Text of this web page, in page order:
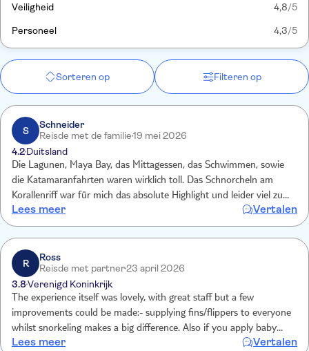
Veiligheid 4,8/5
Personeel 4,3/5
Sorteren op Filteren op
S
Schneider
Reisde met de familie19 mei 2026
4.2Duitsland
Die Lagunen, Maya Bay, das Mittagessen, das Schwimmen, sowie
die Katamaranfahrten waren wirklich toll. Das Schnorcheln am
Korallenriff war für mich das absolute Highlight und leider viel zu
kurz. Leider konnten wir nicht an Monkey Island ran, da
Wasserstand zu niedrig war. Ebenso haben wir keine Babyhaie
gesehen, da zu starke Wellen vor Ort. Das Schnorcheln vor Bamboo
Island war leider enttäuschend, da man rein garnichts gesehen hat,
auch die eigenen Hände kaum, geschweige den den Sandboden.
Lees meer Vertalen
R
Ross
Reisde met partner23 april 2026
3.8Verenigd Koninkrijk
The experience itself was lovely, with great staff but a few
improvements could be made:- supplying fins/flippers to everyone
whilst snorkeling makes a big difference. Also if you apply baby
wash to the inside of the goggles b4 rinsing this will stop steaming
Lees meer Vertalen